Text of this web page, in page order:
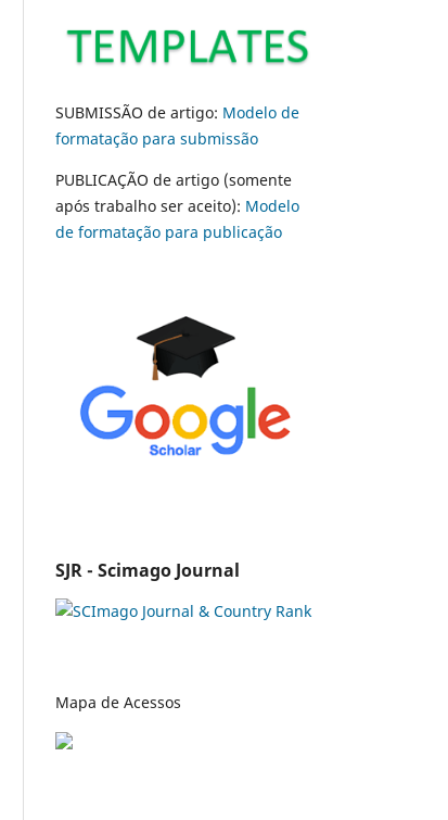
SUBMISSÃO de artigo: Modelo de
formatação para submissão
PUBLICAÇÃO de artigo (somente
após trabalho ser aceito): Modelo
de formatação para publicação
SJR - Scimago Journal
Mapa de Acessos